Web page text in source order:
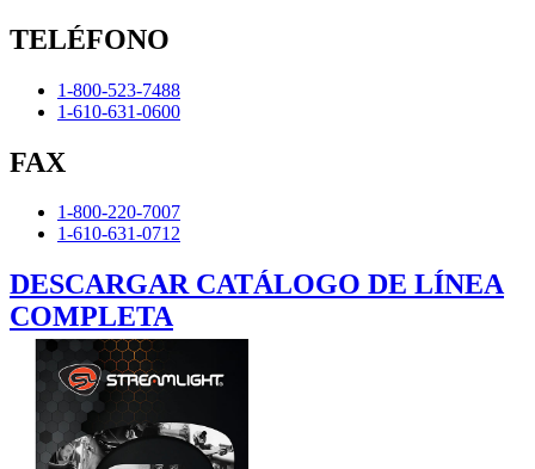
TELÉFONO
1-800-523-7488
1-610-631-0600
FAX
1-800-220-7007
1-610-631-0712
DESCARGAR CATÁLOGO DE LÍNEA
COMPLETA